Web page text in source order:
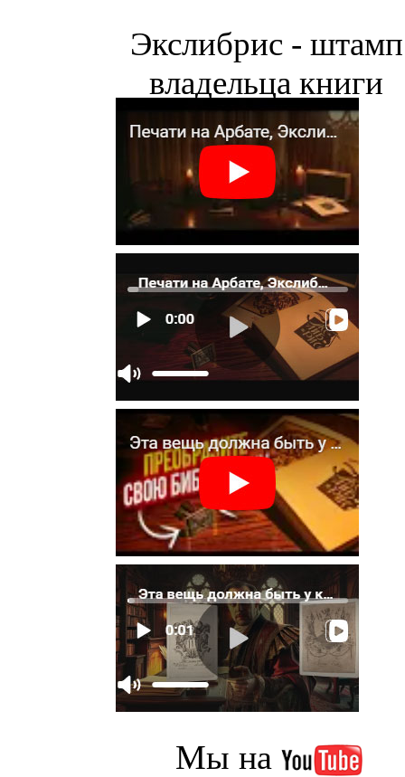
Экслибрис - штамп
владельца книги
Мы на